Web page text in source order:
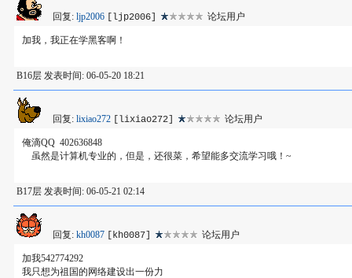
回复: ljp2006 [ljp2006] 论坛用户
加我，我正在学黑客啊！
B16层 发表时间: 06-05-20 18:21
回复: lixiao272 [lixiao272] 论坛用户
俺滴QQ 402636848
虽然是计算机专业的，但是，还很菜，希望能多交流学习哦！~
B17层 发表时间: 06-05-21 02:14
回复: kh0087 [kh0087] 论坛用户
加我542774292
我只想为祖国的网络建设出一份力